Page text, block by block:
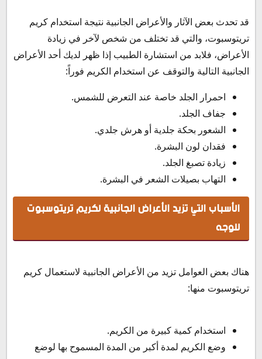
قد تحدث بعض الآثار والأعراض الجانبية نتيجة استخدام كريم
تريتوسبوت، والتي قد تختلف من شخص لآخر في زيادة
الأعراض، فلابد من استشارة الطبيب إذا ظهر لديك أحد الأعراض
الجانبية التالية والتوقف عن استخدام الكريم فوراً:
احمرار الجلد خاصة عند التعرض للشمس.
جفاف الجلد.
الشعور بحكة جلدية أو هرش جلدي.
فقدان لون البشرة.
زيادة تصبغ الجلد.
التهاب بصيلات الشعر في البشرة.
الأسباب التي تزيد الأعراض الجانبية لكريم تريتوسبوت
للوجه
هناك بعض العوامل تزيد من الأعراض الجانبية لاستعمال كريم
تريتوسبوت منها:
استخدام كمية كبيرة من الكريم.
وضع الكريم لمدة أكبر من المدة المسموح بها لوضع